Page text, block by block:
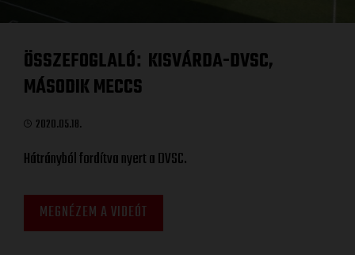
ÖSSZEFOGLALÓ: KISVÁRDA-DVSC,
MÁSODIK MECCS
2020.05.18.
Hátrányból fordítva nyert a DVSC.
MEGNÉZEM A VIDEÓT